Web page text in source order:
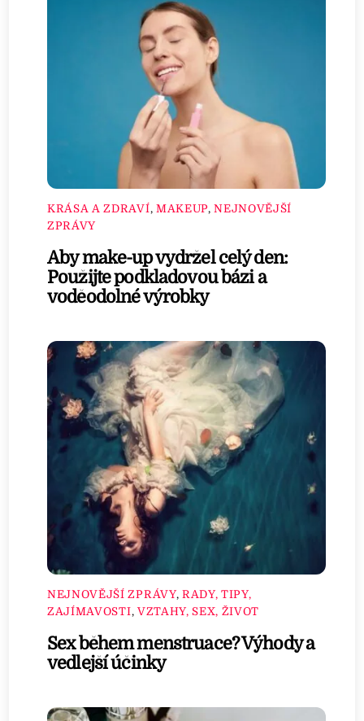
KRÁSA A ZDRAVÍ, MAKEUP,NEJNOVĚJŠÍ
ZPRÁVY
Aby make-up vydržel celý den:
Použijte podkladovou bázi a
voděodolné výrobky
NEJNOVĚJŠÍ ZPRÁVY, RADY, TIPY,
ZAJÍMAVOSTI, VZTAHY, SEX, ŽIVOT
Sex během menstruace? Výhody a
vedlejší účinky